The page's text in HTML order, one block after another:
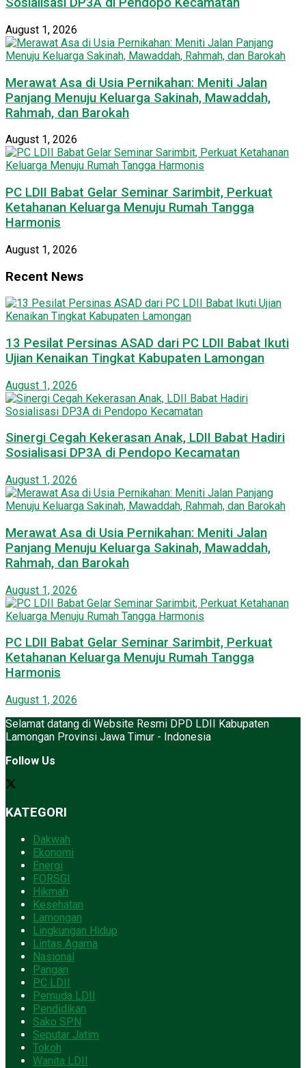
August 1, 2026
Merawat Asa di Usia Pernikahan: Meniti Jalan
Panjang Menuju Keluarga Sakinah, Mawaddah,
Rahmah, dan Barokah
August 1, 2026
PC LDII Babat Gelar Seminar Sarimbit, Perkuat
Ketahanan Keluarga Menuju Rumah Tangga
Harmonis
August 1, 2026
Recent News
13 Pesilat Persinas ASAD dari PC LDII Babat Ikuti
Ujian Kenaikan Tingkat Kabupaten Lamongan
August 1, 2026
Sinergi Cegah Kekerasan Anak, LDII Babat Hadiri
Sosialisasi DP3A di Pendopo Kecamatan
August 1, 2026
Merawat Asa di Usia Pernikahan: Meniti Jalan
Panjang Menuju Keluarga Sakinah, Mawaddah,
Rahmah, dan Barokah
August 1, 2026
PC LDII Babat Gelar Seminar Sarimbit, Perkuat
Ketahanan Keluarga Menuju Rumah Tangga
Harmonis
August 1, 2026
Selamat datang di Website Resmi DPD LDII Kabupaten
Lamongan Provinsi Jawa Timur - Indonesia
Follow Us
KATEGORI
Dakwah
Ekonomi
Energi
FORSGI
Hikmah
Kesehatan
Lamongan
Lingkungan Hidup
Lintas Agama
Nasional
Pangan
PC LDII
Pemuda LDII
Pendidikan
Sako SPN
Seputar Jatim
Tokoh
Wanita LDII